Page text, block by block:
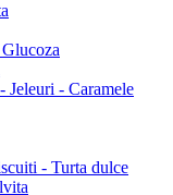
Jeleuri - Caramele
- Turta dulce